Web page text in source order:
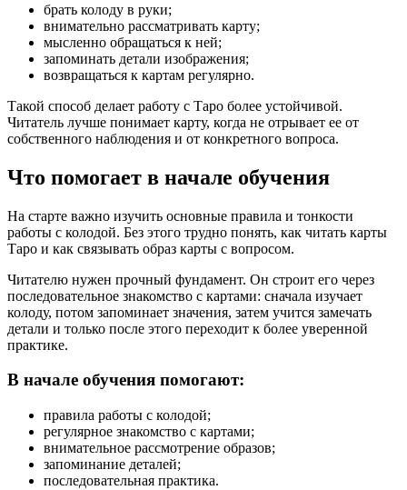
брать колоду в руки;
внимательно рассматривать карту;
мысленно обращаться к ней;
запоминать детали изображения;
возвращаться к картам регулярно.
Такой способ делает работу с Таро более устойчивой.
Читатель лучше понимает карту, когда не отрывает ее от
собственного наблюдения и от конкретного вопроса.
Что помогает в начале обучения
На старте важно изучить основные правила и тонкости
работы с колодой. Без этого трудно понять, как читать карты
Таро и как связывать образ карты с вопросом.
Читателю нужен прочный фундамент. Он строит его через
последовательное знакомство с картами: сначала изучает
колоду, потом запоминает значения, затем учится замечать
детали и только после этого переходит к более уверенной
практике.
В начале обучения помогают:
правила работы с колодой;
регулярное знакомство с картами;
внимательное рассмотрение образов;
запоминание деталей;
последовательная практика.